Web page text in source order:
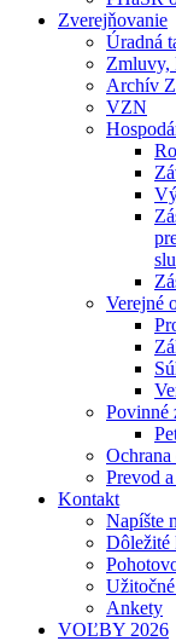
Zverejňovanie
Úradná
Zmluvy,
Archív
VZN
Verejné
Povinné
Prevod
Kontakt
Napíšte
Dôležité
Ankety
VOĽBY 2026